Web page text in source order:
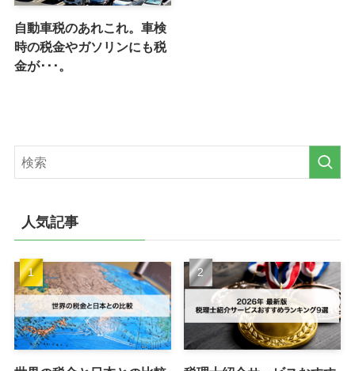
自動車税のあれこれ。車検
時の税金やガソリンにも税
金が･･･。
人気記事